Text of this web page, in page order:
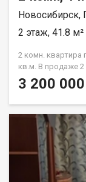
Новосибирск,
2 этаж, 41.8 м²
2 комн. квартира
кв.м. В продаже 2
микрорайон
детские сады,
направлений
быстро
на вашу
звонке,
JV002054158256.
3 200